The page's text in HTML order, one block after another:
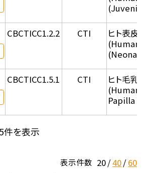
CBCTICC1.2.2 CTI
ヒト表皮
(Human
CBCTICC1.5.1 CTI
ヒト毛乳
(Human
Papilla
件を表示
表示件数 20 40 60